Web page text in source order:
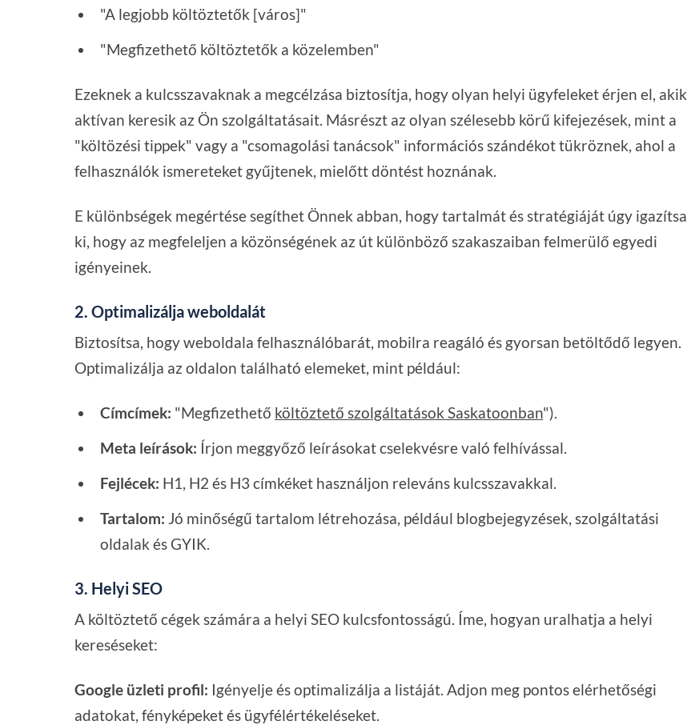
"A legjobb költöztetők [város]"
"Megfizethető költöztetők a közelemben"
Ezeknek a kulcsszavaknak a megcélzása biztosítja, hogy olyan helyi ügyfeleket érjen el, akik
aktívan keresik az Ön szolgáltatásait. Másrészt az olyan szélesebb körű kifejezések, mint a
"költözési tippek" vagy a "csomagolási tanácsok" információs szándékot tükröznek, ahol a
felhasználók ismereteket gyűjtenek, mielőtt döntést hoznának.
E különbségek megértése segíthet Önnek abban, hogy tartalmát és stratégiáját úgy igazítsa
ki, hogy az megfeleljen a közönségének az út különböző szakaszaiban felmerülő egyedi
igényeinek.
2. Optimalizálja weboldalát
Biztosítsa, hogy weboldala felhasználóbarát, mobilra reagáló és gyorsan betöltődő legyen.
Optimalizálja az oldalon található elemeket, mint például:
Címcímek: "Megfizethető költöztető szolgáltatások Saskatoonban").
Meta leírások: Írjon meggyőző leírásokat cselekvésre való felhívással.
Fejlécek: H1, H2 és H3 címkéket használjon releváns kulcsszavakkal.
Tartalom: Jó minőségű tartalom létrehozása, például blogbejegyzések, szolgáltatási
oldalak és GYIK.
3. Helyi SEO
A költöztető cégek számára a helyi SEO kulcsfontosságú. Íme, hogyan uralhatja a helyi
kereséseket:
Google üzleti profil: Igényelje és optimalizálja a listáját. Adjon meg pontos elérhetőségi
adatokat, fényképeket és ügyfélértékeléseket.